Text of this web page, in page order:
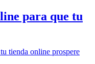
para que tu